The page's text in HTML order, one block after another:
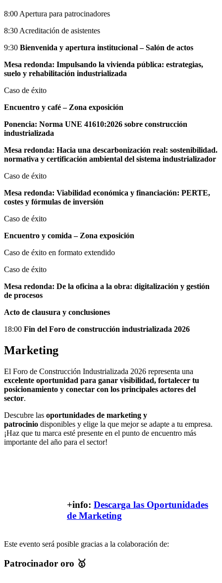
8:00 Apertura para patrocinadores
8:30 Acreditación de asistentes
9:30 Bienvenida y apertura institucional – Salón de actos
Mesa redonda: Impulsando la vivienda pública: estrategias,
suelo y rehabilitación industrializada
Caso de éxito
Encuentro y café – Zona exposición
Ponencia: Norma UNE 41610:2026 sobre construcción
industrializada
Mesa redonda: Hacia una descarbonización real: sostenibilidad.
normativa y certificación ambiental del sistema industrializador
Caso de éxito
Mesa redonda: Viabilidad económica y financiación: PERTE,
costes y fórmulas de inversión
Caso de éxito
Encuentro y comida – Zona exposición
Caso de éxito en formato extendido
Caso de éxito
Mesa redonda: De la oficina a la obra: digitalización y gestión
de procesos
Acto de clausura y conclusiones
18:00 Fin del Foro de construcción industrializada 2026
Marketing
El Foro de Construcción Industrializada 2026 representa una
excelente oportunidad para ganar visibilidad, fortalecer tu
posicionamiento y conectar con los principales actores del
sector.
Descubre las oportunidades de marketing y
patrocinio disponibles y elige la que mejor se adapte a tu empresa.
¡Haz que tu marca esté presente en el punto de encuentro más
importante del año para el sector!
+info: Descarga las Oportunidades
de Marketing
Este evento será posible gracias a la colaboración de:
Patrocinador oro ​🥇